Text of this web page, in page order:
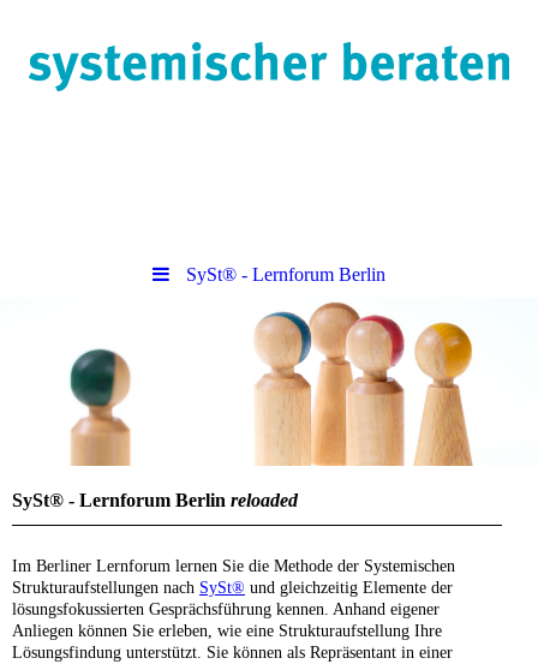
SySt® - Lernforum Berlin
SySt® - Lernforum Berlin reloaded
Im Berliner Lernforum lernen Sie die Methode der Systemischen
Strukturaufstellungen nach SySt® und gleichzeitig Elemente der
lösungsfokussierten Gesprächsführung kennen. Anhand eigener
Anliegen können Sie erleben, wie eine Strukturaufstellung Ihre
Lösungsfindung unterstützt. Sie können als Repräsentant in einer